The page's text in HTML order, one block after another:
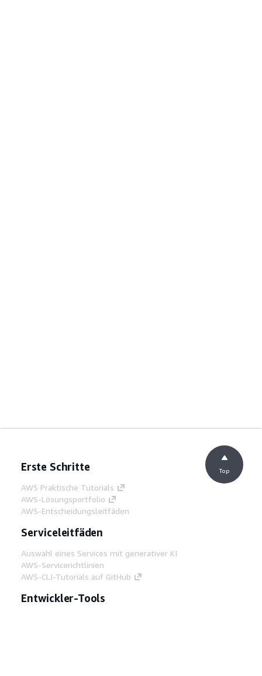
Erste Schritte
AWS Praktische Tutorials
AWS-Lösungsportfolio
AWS-Entscheidungsleitfäden
Serviceleitfäden
Auswahl eines Services mit generativer KI
AWS-Servicerichtlinien
AWS-CLI-Tutorials auf GitHub
Entwickler-Tools
Top